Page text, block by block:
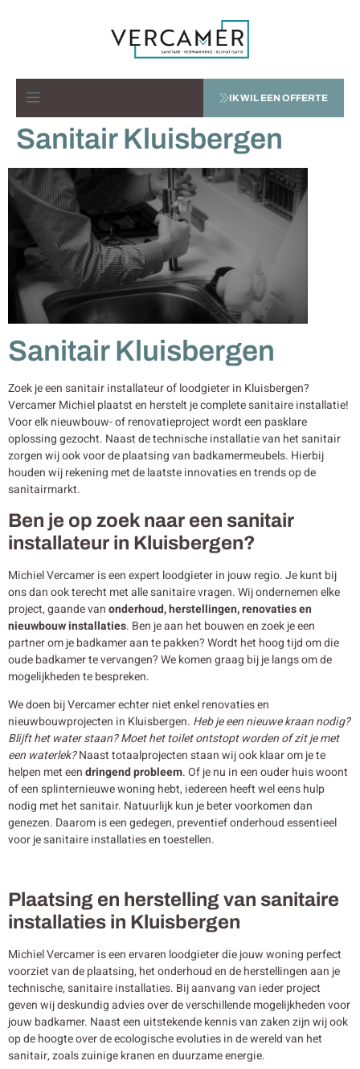
IK WIL EEN OFFERTE
Sanitair Kluisbergen
Sanitair Kluisbergen
Zoek je een sanitair installateur of loodgieter in Kluisbergen?
Vercamer Michiel plaatst en herstelt je complete sanitaire installatie!
Voor elk nieuwbouw- of renovatieproject wordt een pasklare
oplossing gezocht. Naast de technische installatie van het sanitair
zorgen wij ook voor de plaatsing van badkamermeubels. Hierbij
houden wij rekening met de laatste innovaties en trends op de
sanitairmarkt.
Ben je op zoek naar een sanitair
installateur in Kluisbergen?
Michiel Vercamer is een expert loodgieter in jouw regio. Je kunt bij
ons dan ook terecht met alle sanitaire vragen. Wij ondernemen elke
project, gaande vanonderhoud, herstellingen, renovaties en
nieuwbouwinstallaties. Ben je aan het bouwen en zoek je een
partner om je badkamer aan te pakken? Wordt het hoog tijd om die
oude badkamer te vervangen? We komen graag bij je langs om de
mogelijkheden te bespreken.
We doen bij Vercamer echter niet enkel renovaties en
nieuwbouwprojecten in Kluisbergen. Heb je een nieuwe kraan nodig?
Blijft het water staan? Moet het toilet ontstopt worden of zit je met
een waterlek?Naast totaalprojecten staan wij ook klaar om je te
helpen met eendringend probleem. Of je nu in een ouder huis woont
of een splinternieuwe woning hebt, iedereen heeft wel eens hulp
nodig met het sanitair. Natuurlijk kun je beter voorkomen dan
genezen. Daarom is een gedegen, preventief onderhoud essentieel
voor je sanitaire installaties en toestellen.
Plaatsing en herstelling van sanitaire
installaties in Kluisbergen
Michiel Vercamer is een ervaren loodgieter die jouw woning perfect
voorziet van de plaatsing, het onderhoud en de herstellingen aan je
technische, sanitaire installaties. Bij aanvang van ieder project
geven wij deskundig advies over de verschillende mogelijkheden voor
jouw badkamer. Naast een uitstekende kennis van zaken zijn wij ook
op de hoogte over de ecologische evoluties in de wereld van het
sanitair, zoals zuinige kranen en duurzame energie.